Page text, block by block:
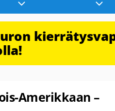
Amerikkaan –